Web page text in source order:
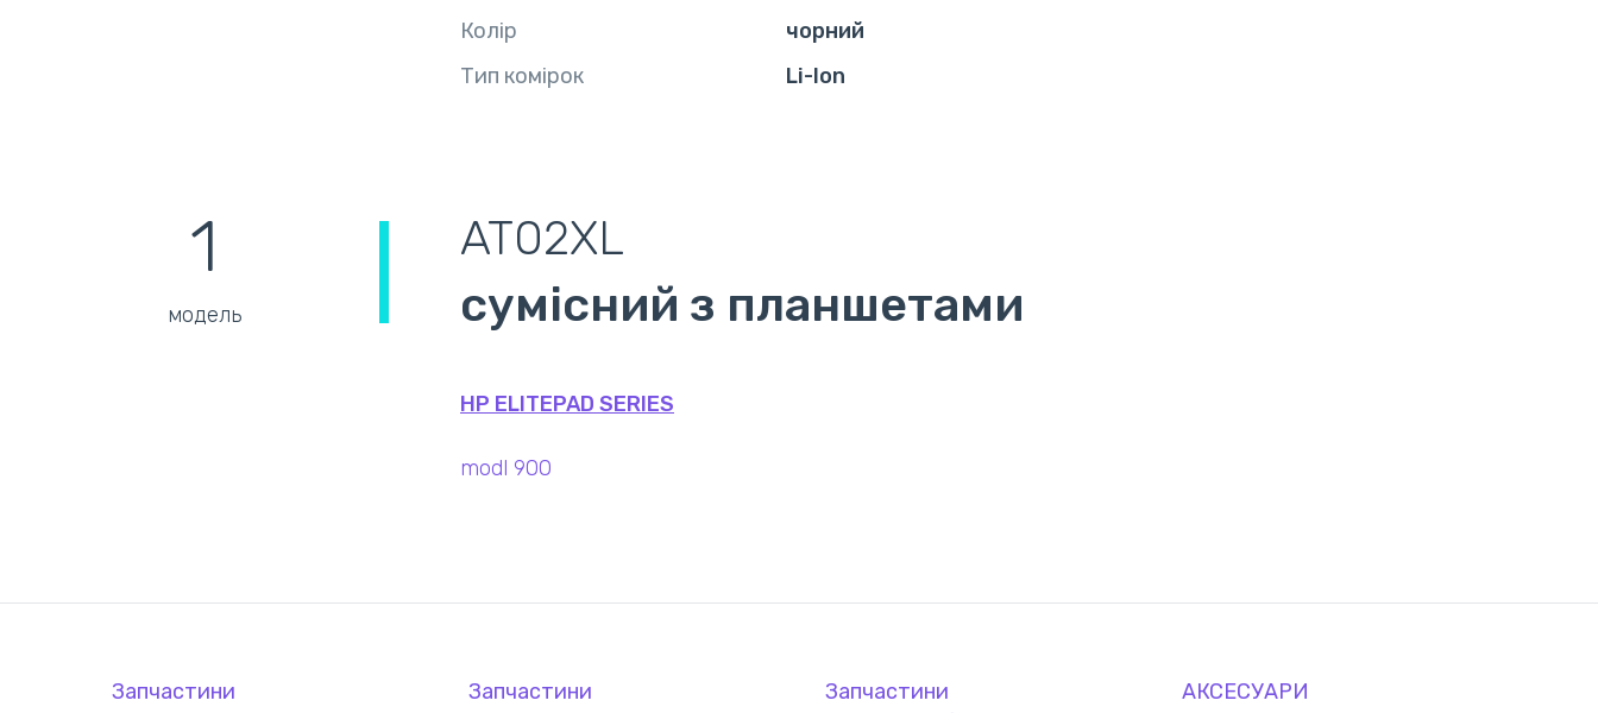
Колір
чорний
Тип комірок
Li-Ion
1
модель
AT02XL
сумісний з планшетами
HP ELITEPAD SERIES
modl 900
Запчастини
Запчастини
Запчастини
АКСЕСУАРИ